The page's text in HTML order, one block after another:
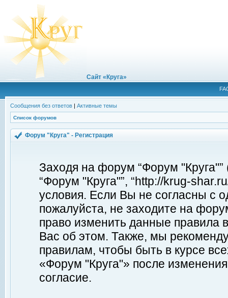
Сайт «Круга»
Сообщения без ответов | Активные темы
Список форумов
Форум "Круга" - Регистрация
Заходя на форум “Форум
“Форум "Круга"”, “http://krug-
условия. Если Вы не согласны с
пожалуйста, не заходите на
право изменить данные правила
Вас об этом. Также, мы
правилам, чтобы быть в курсе
«Форум "Круга"» после
согласие.